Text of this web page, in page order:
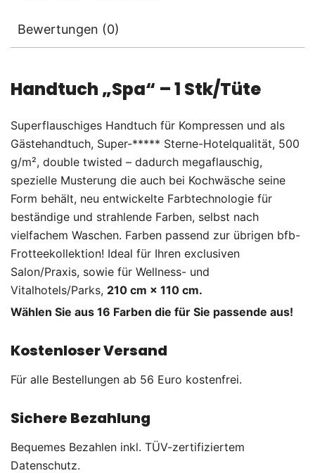
Bewertungen (0)
Handtuch „Spa“ – 1 Stk/Tüte
Superflauschiges Handtuch für Kompressen und als
Gästehandtuch, Super-***** Sterne-Hotelqualität, 500
g/m², double twisted – dadurch megaflauschig,
spezielle Musterung die auch bei Kochwäsche seine
Form behält, neu entwickelte Farbtechnologie für
beständige und strahlende Farben, selbst nach
vielfachem Waschen. Farben passend zur übrigen bfb-
Frotteekollektion! Ideal für Ihren exclusiven
Salon/Praxis, sowie für Wellness- und
Vitalhotels/Parks, 210 cm × 110 cm.
Wählen Sie aus 16 Farben die für Sie passende aus!
Kostenloser Versand
Für alle Bestellungen ab 56 Euro kostenfrei.
Sichere Bezahlung
Bequemes Bezahlen inkl. TÜV-zertifiziertem
Datenschutz.